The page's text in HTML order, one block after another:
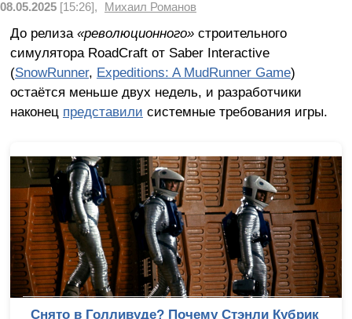
08.05.2025 [15:26], Михаил Романов
До релиза «революционного»строительного
симулятора RoadCraft от Saber Interactive
(SnowRunner, Expeditions: A MudRunner Game)
остаётся меньше двух недель, и разработчики
наконец представили системные требования игры.
Снято в Голливуде? Почему Стэнли Кубрик